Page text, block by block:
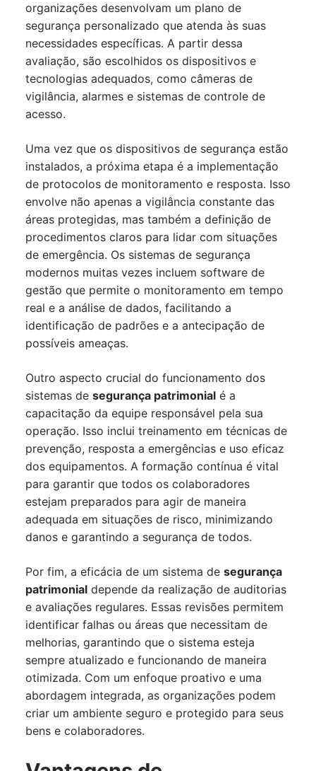
organizações desenvolvam um plano de
segurança personalizado que atenda às suas
necessidades específicas. A partir dessa
avaliação, são escolhidos os dispositivos e
tecnologias adequados, como câmeras de
vigilância, alarmes e sistemas de controle de
acesso.
Uma vez que os dispositivos de segurança estão
instalados, a próxima etapa é a implementação
de protocolos de monitoramento e resposta. Isso
envolve não apenas a vigilância constante das
áreas protegidas, mas também a definição de
procedimentos claros para lidar com situações
de emergência. Os sistemas de segurança
modernos muitas vezes incluem software de
gestão que permite o monitoramento em tempo
real e a análise de dados, facilitando a
identificação de padrões e a antecipação de
possíveis ameaças.
Outro aspecto crucial do funcionamento dos
sistemas de segurança patrimonial é a
capacitação da equipe responsável pela sua
operação. Isso inclui treinamento em técnicas de
prevenção, resposta a emergências e uso eficaz
dos equipamentos. A formação contínua é vital
para garantir que todos os colaboradores
estejam preparados para agir de maneira
adequada em situações de risco, minimizando
danos e garantindo a segurança de todos.
Por fim, a eficácia de um sistema de segurança
patrimonial depende da realização de auditorias
e avaliações regulares. Essas revisões permitem
identificar falhas ou áreas que necessitam de
melhorias, garantindo que o sistema esteja
sempre atualizado e funcionando de maneira
otimizada. Com um enfoque proativo e uma
abordagem integrada, as organizações podem
criar um ambiente seguro e protegido para seus
bens e colaboradores.